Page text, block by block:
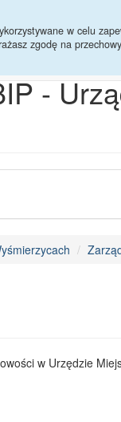
w celu
zgodę na
-
w Urzędzie